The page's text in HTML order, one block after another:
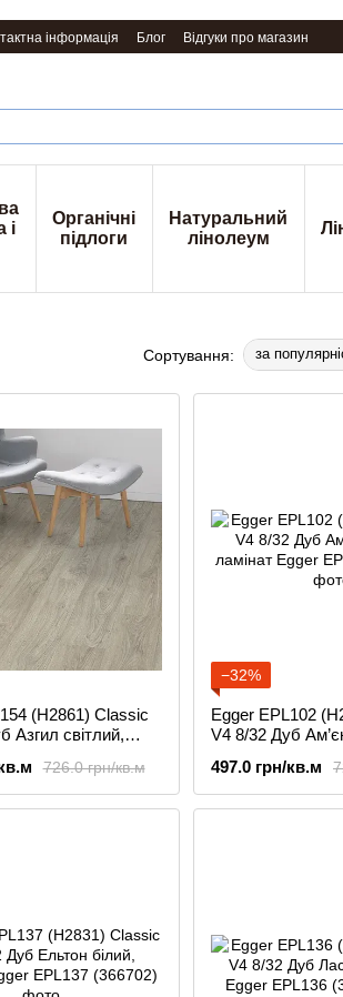
інформація Блог Відгуки про магазин
і
Органічні
підлоги
Натуральний
лінолеум
Сортування: за
(H2861) Classic
Азгил світлий,
726.0 грн/кв.м
−32%
Egger EPL102
V4 8/32 Дуб
497.0 грн/кв.м